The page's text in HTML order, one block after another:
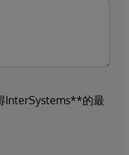
InterSystems**的最